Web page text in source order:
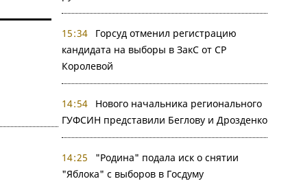
15:34
Горсуд отменил регистрацию
кандидата на выборы в ЗакС от СР
Королевой
14:54
Нового начальника регионального
ГУФСИН представили Беглову и Дрозденко
14:25
"Родина" подала иск о снятии
"Яблока" с выборов в Госдуму